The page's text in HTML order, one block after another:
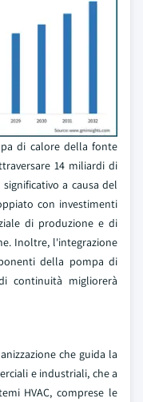
di calore della fonte
14 miliardi di
a causa del
con investimenti
di produzione e di
Inoltre, l'integrazione
della pompa di
continuità migliorerà
che guida la
e industriali, che a
HVAC, comprese le